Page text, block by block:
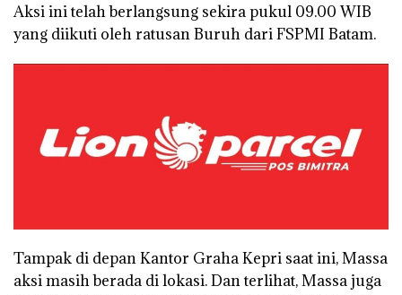
Aksi ini telah berlangsung sekira pukul 09.00 WIB
yang diikuti oleh ratusan Buruh dari FSPMI Batam.
Tampak di depan Kantor Graha Kepri saat ini, Massa
aksi masih berada di lokasi. Dan terlihat, Massa juga